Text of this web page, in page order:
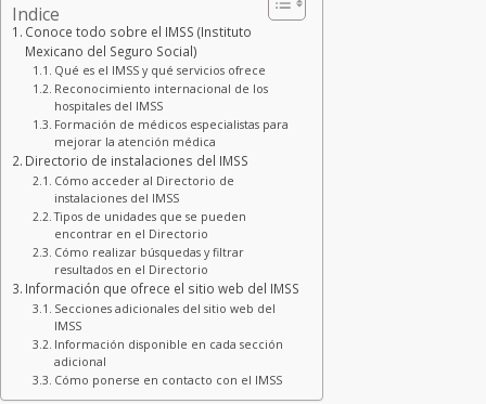
Indice
Conoce todo sobre el IMSS (Instituto
Mexicano del Seguro Social)
Qué es el IMSS y qué servicios ofrece
Reconocimiento internacional de los
hospitales del IMSS
Formación de médicos especialistas para
mejorar la atención médica
Directorio de instalaciones del IMSS
Cómo acceder al Directorio de
instalaciones del IMSS
Tipos de unidades que se pueden
encontrar en el Directorio
Cómo realizar búsquedas y filtrar
resultados en el Directorio
Información que ofrece el sitio web del IMSS
Secciones adicionales del sitio web del
IMSS
Información disponible en cada sección
adicional
Cómo ponerse en contacto con el IMSS